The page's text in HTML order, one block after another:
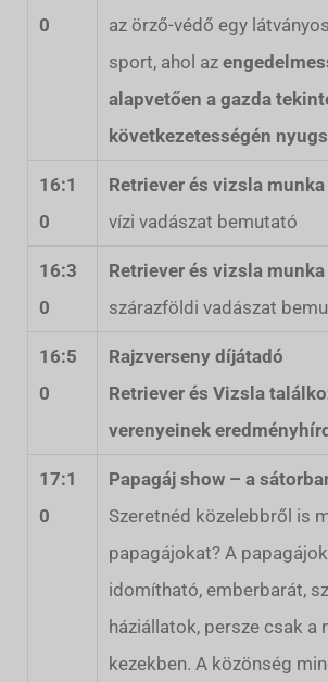
0
az örző-védő egy
sport, ahol az
alapvetően a gazda
következetességén
16:1
0
Retriever és vizsla
vízi vadászat bemutató
16:3
0
Retriever és vizsla
szárazföldi vadászat
16:5
0
Rajzverseny díjátadó
Retriever és Vizsla
verenyeinek
17:1
0
Papagáj show – a
Szeretnéd közelebbről is
papagájokat? A papagájok
idomítható, emberbarát,
háziállatok, persze csak a
kezekben. A közönség